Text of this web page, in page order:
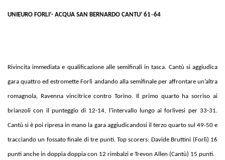
UNIEURO FORLI’- ACQUA SAN BERNARDO CANTU’ 61–64
Rivincita immediata e qualificazione alle semifinali in tasca. Cantù si aggiudica
gara quattro ed estromette Forlì andando alla semifinale per affrontare un’altra
romagnola, Ravenna vincitrice contro Torino. Il primo quarto ha sorriso ai
brianzoli con il punteggio di 12-14, l’intervallo lungo ai forlivesi per 33-31.
Cantù si è poi ripresa in mano la gara aggiudicandosi il terzo quarto sul 49-50 e
tracciando un fossato finale di tre punti. Top scorers: Davide Bruttini (Forlì) 16
punti anche in doppia doppia con 12 rimbalzi e Trevon Allen (Cantù) 15 punti.